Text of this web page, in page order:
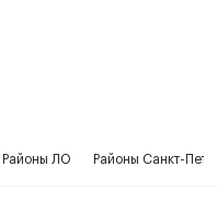
Районы ЛО Районы Санкт-